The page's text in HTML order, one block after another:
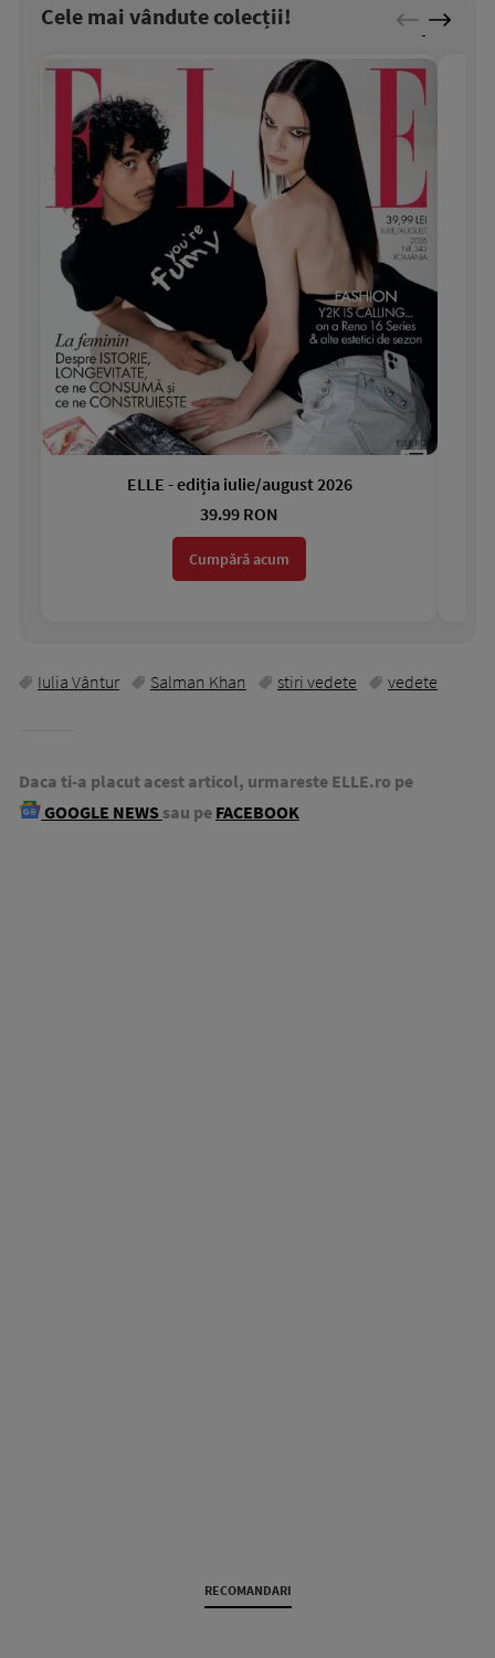
Cele mai vândute colecții!
ELLE - ediția iulie/august 2026
39.99 RON
Cumpără acum
Iulia Vântur Salman Khan stiri vedete vedete
Daca ti-a placut acest articol, urmareste ELLE.ro pe
GOOGLE NEWS sau pe FACEBOOK
RECOMANDARI